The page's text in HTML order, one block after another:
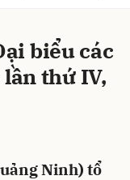
biểu các
thứ IV,
Ninh) tổ